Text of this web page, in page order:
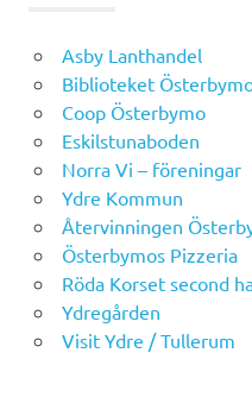
Asby Lanthandel
Biblioteket
Coop Österbymo
Eskilstunaboden
Norra Vi – föreningar
Ydre Kommun
Återvinningen
Österbymos Pizzeria
Röda Korset second
Ydregården
Visit Ydre / Tullerum